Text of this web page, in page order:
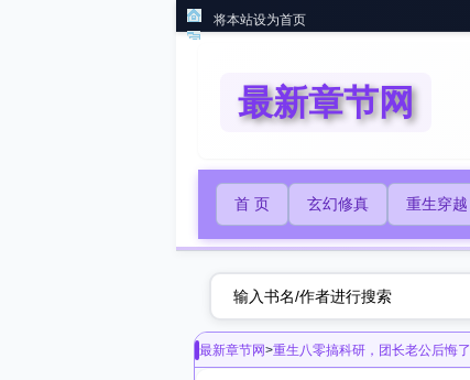
将本站设为首页
最新章节网
首 页 玄幻修真 重生穿越
最新章节网>重生八零搞科研，团长老公后悔了